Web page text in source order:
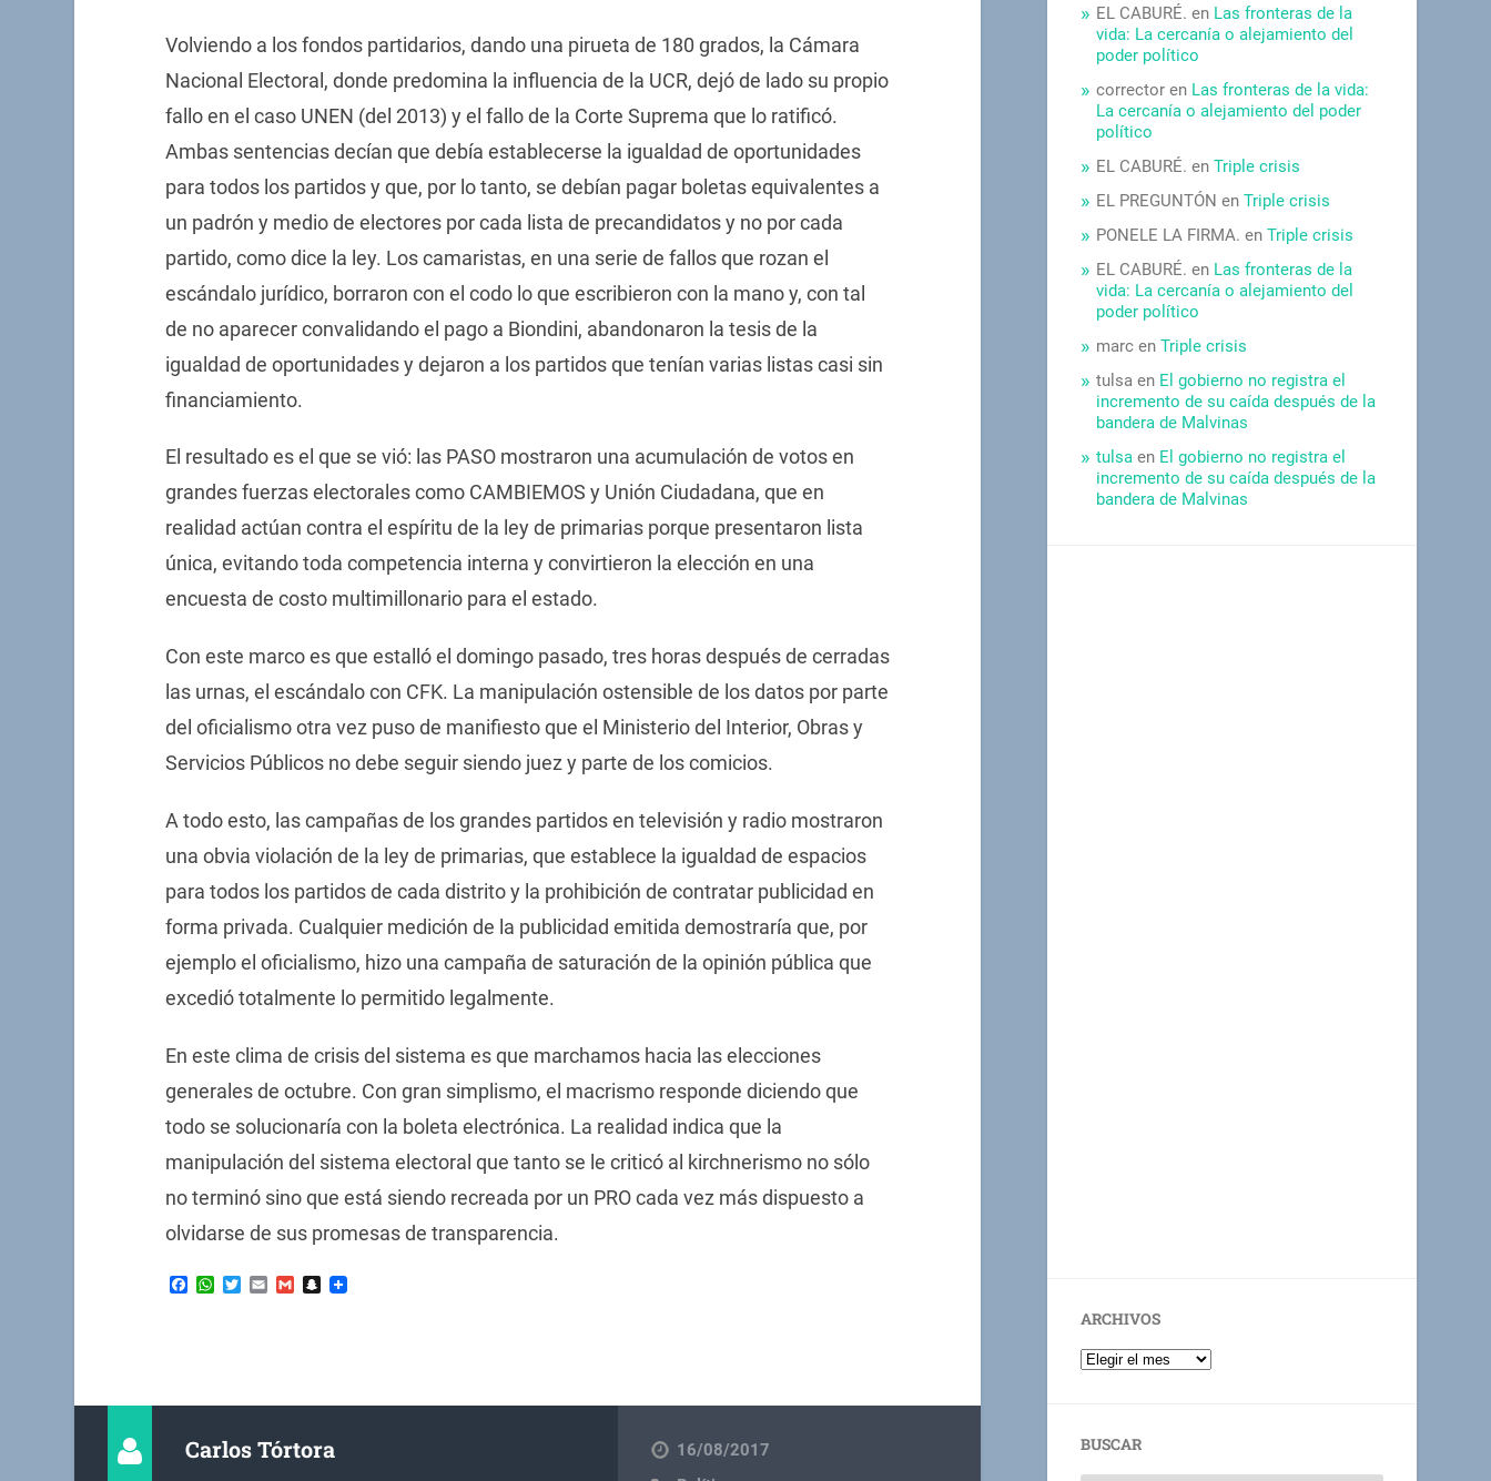
Volviendo a los fondos partidarios, dando una pirueta de 180 grados, la Cámara
Nacional Electoral, donde predomina la influencia de la UCR, dejó de lado su propio
fallo en el caso UNEN (del 2013) y el fallo de la Corte Suprema que lo ratificó.
Ambas sentencias decían que debía establecerse la igualdad de oportunidades
para todos los partidos y que, por lo tanto, se debían pagar boletas equivalentes a
un padrón y medio de electores por cada lista de precandidatos y no por cada
partido, como dice la ley. Los camaristas, en una serie de fallos que rozan el
escándalo jurídico, borraron con el codo lo que escribieron con la mano y, con tal
de no aparecer convalidando el pago a Biondini, abandonaron la tesis de la
igualdad de oportunidades y dejaron a los partidos que tenían varias listas casi sin
financiamiento.
El resultado es el que se vió: las PASO mostraron una acumulación de votos en
grandes fuerzas electorales como CAMBIEMOS y Unión Ciudadana, que en
realidad actúan contra el espíritu de la ley de primarias porque presentaron lista
única, evitando toda competencia interna y convirtieron la elección en una
encuesta de costo multimillonario para el estado.
Con este marco es que estalló el domingo pasado, tres horas después de cerradas
las urnas, el escándalo con CFK. La manipulación ostensible de los datos por parte
del oficialismo otra vez puso de manifiesto que el Ministerio del Interior, Obras y
Servicios Públicos no debe seguir siendo juez y parte de los comicios.
A todo esto, las campañas de los grandes partidos en televisión y radio mostraron
una obvia violación de la ley de primarias, que establece la igualdad de espacios
para todos los partidos de cada distrito y la prohibición de contratar publicidad en
forma privada. Cualquier medición de la publicidad emitida demostraría que, por
ejemplo el oficialismo, hizo una campaña de saturación de la opinión pública que
excedió totalmente lo permitido legalmente.
En este clima de crisis del sistema es que marchamos hacia las elecciones
generales de octubre. Con gran simplismo, el macrismo responde diciendo que
todo se solucionaría con la boleta electrónica. La realidad indica que la
manipulación del sistema electoral que tanto se le criticó al kirchnerismo no sólo
no terminó sino que está siendo recreada por un PRO cada vez más dispuesto a
olvidarse de sus promesas de transparencia.
Facebook
WhatsApp
TwitterEmailGmailSnapchat
Carlos Tórtora
16/08/2017
EL CABURÉ. en Las fronteras de la
vida: La cercanía o alejamiento del
poder político
corrector en Las fronteras de la vida:
La cercanía o alejamiento del poder
político
EL CABURÉ. enTriple crisis
EL PREGUNTÓN enTriple crisis
PONELE LA FIRMA. enTriple crisis
EL CABURÉ. en Las fronteras de la
vida: La cercanía o alejamiento del
poder político
marc enTriple crisis
tulsa en El gobierno no registra el
incremento de su caída después de la
bandera de Malvinas
tulsa en El gobierno no registra el
incremento de su caída después de la
bandera de Malvinas
ARCHIVOS
BUSCAR